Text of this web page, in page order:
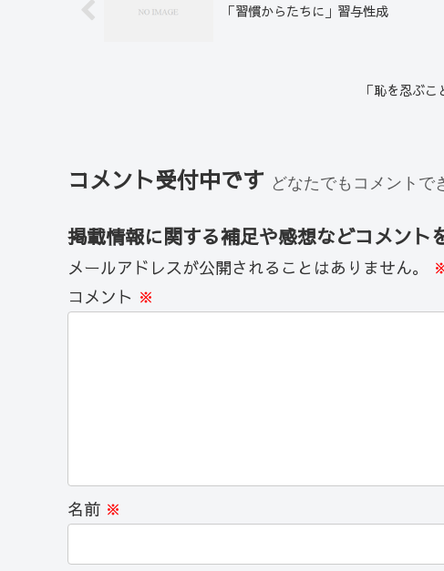
「習慣からたちに」習与性成
「恥を忍ぶ
コメント受付中です どなたでもコメントで
掲載情報に関する補足や感想などコメント
メールアドレスが公開されることはありません。
コメント ※
名前 ※